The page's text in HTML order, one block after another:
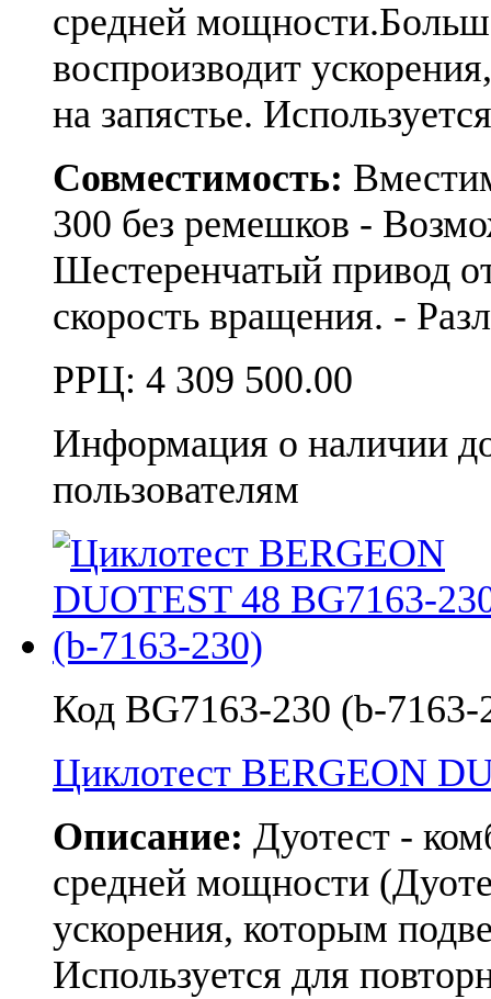
средней
воспроизводит
на запястье.
Совместимость:
300 без ремешков -
Шестеренчатый привод
скорость вращения. -
РРЦ: 4 309 500.00
Информация о наличии
пользователям
Код BG7163-230 (b-7163-
Циклотест BERGEON
Описание: Дуотест -
средней мощности
ускорения, которым
Используется для